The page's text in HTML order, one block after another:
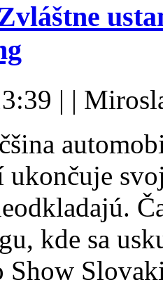
| |
kde sa
Show